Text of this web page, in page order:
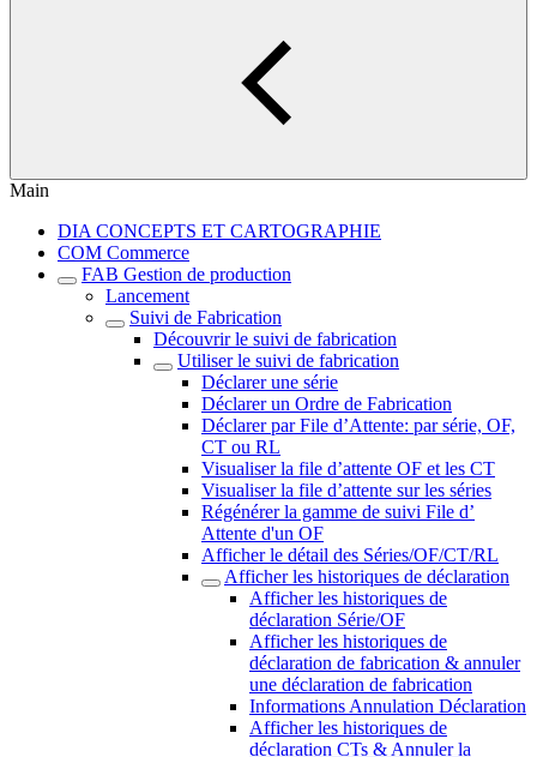
Main
DIA CONCEPTS ET CARTOGRAPHIE
COM Commerce
FAB Gestion de production
Lancement
Suivi de Fabrication
Découvrir le suivi de fabrication
Utiliser le suivi de fabrication
Déclarer une série
Déclarer un Ordre de Fabrication
Déclarer par File d’Attente: par série, OF,
CT ou RL
Visualiser la file d’attente OF et les CT
Visualiser la file d’attente sur les séries
Régénérer la gamme de suivi File d’
Attente d'un OF
Afficher le détail des Séries/OF/CT/RL
Afficher les historiques de déclaration
Afficher les historiques de
déclaration Série/OF
Afficher les historiques de
déclaration de fabrication & annuler
une déclaration de fabrication
Informations Annulation Déclaration
Afficher les historiques de
déclaration CTs & Annuler la